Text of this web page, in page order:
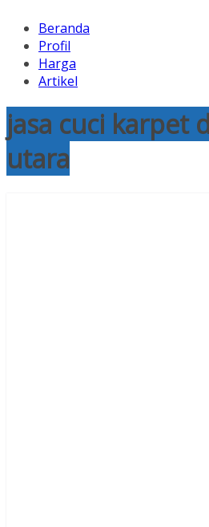
Beranda
Profil
Harga
Artikel
jasa cuci karpet
utara